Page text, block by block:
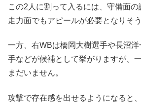
この2人に割って入るには、守備面の
走力面でもアピールが必要となりそう
一方、右WBは橋岡大樹選手や長沼
手などが候補として挙がりますが、
まだいません。
攻撃で存在感を出せるようになると